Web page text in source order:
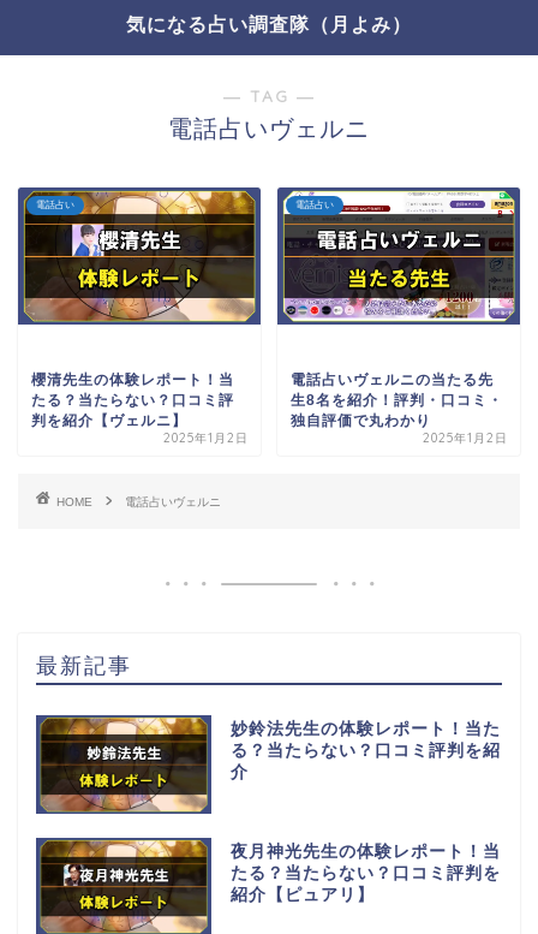
気になる占い調査隊（月よみ）
― TAG ―
電話占いヴェルニ
電話占い
櫻清先生の体験レポート！当
たる？当たらない？口コミ評
判を紹介【ヴェルニ】
2025年1月2日
電話占い
電話占いヴェルニの当たる先
生8名を紹介！評判・口コミ・
独自評価で丸わかり
2025年1月2日
HOME 電話占いヴェルニ
最新記事
妙鈴法先生の体験レポート！当た
る？当たらない？口コミ評判を紹
介
夜月神光先生の体験レポート！当
たる？当たらない？口コミ評判を
紹介【ピュアリ】